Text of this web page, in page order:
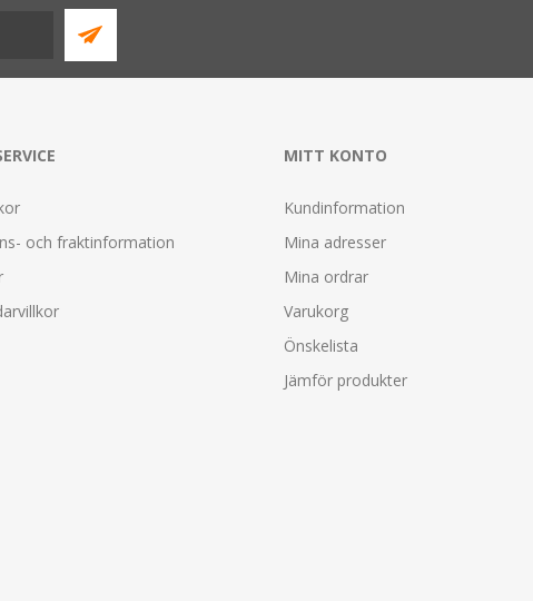
och fraktinformation
MITT KONTO
Kundinformation
Mina adresser
Mina ordrar
Varukorg
Önskelista
Jämför produkter